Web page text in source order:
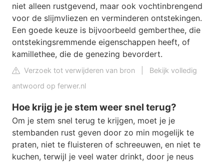
niet alleen rustgevend, maar ook vochtinbrengend
voor de slijmvliezen en verminderen ontstekingen.
Een goede keuze is bijvoorbeeld gemberthee, die
ontstekingsremmende eigenschappen heeft, of
kamillethee, die de genezing bevordert.
Verzoek tot verwijderen van bron
Bekijk volledig
antwoord op ferwer.nl
Hoe krijg je je stem weer snel terug?
Om je stem snel terug te krijgen, moet je je
stembanden rust geven door zo min mogelijk te
praten, niet te fluisteren of schreeuwen, en niet te
kuchen, terwijl je veel water drinkt, door je neus